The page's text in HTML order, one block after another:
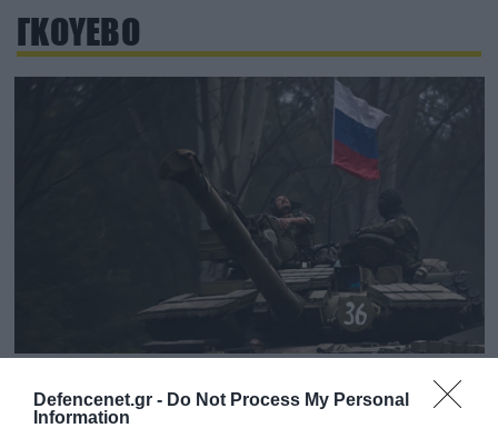
Defencenet.gr - Do Not Process My Personal
Information
ΓΚΟΥΕΒΟ
17.03.2025 | 10:02
Ανακαταλήφθηκε το χωριό Γκουέβο από τις